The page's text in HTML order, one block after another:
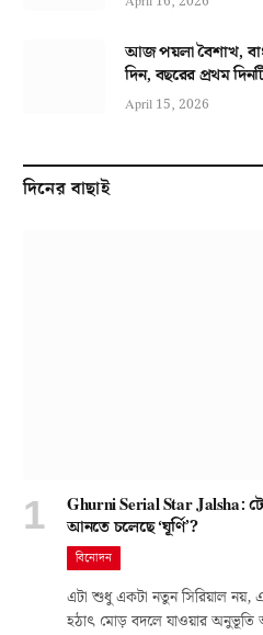
আজ পয়লা বৈশাখ,
দিন, বছরের প্রথম
April 15, 2026
দিনের বাছাই
Ghurni Serial Star Jalsha:
আনতে চলেছে ‘ঘূর্ণি’?
বিনোদন
এটা শুধু একটা নতুন সিরিয়াল নয়,
হঠাৎ মোড় বদলে যাওয়ার অনুভূতি